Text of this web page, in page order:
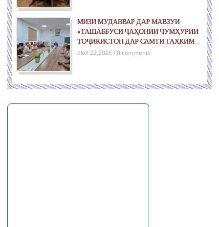
МИЗИ МУДАВВАР ДАР МАВЗУИ
«ТАШАББУСИ ҶАҲОНИИ ҶУМҲУРИИ
ТОҶИКИСТОН ДАР САМТИ ТАҲКИМИ
СУЛҲ БАРОИ НАСЛҲОИ ОЯНДА»
июл 22,2026 / 0 comments